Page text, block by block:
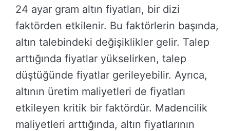
24 ayar gram altın fiyatları, bir dizi
faktörden etkilenir. Bu faktörlerin başında,
altın talebindeki değişiklikler gelir. Talep
arttığında fiyatlar yükselirken, talep
düştüğünde fiyatlar gerileyebilir. Ayrıca,
altının üretim maliyetleri de fiyatları
etkileyen kritik bir faktördür. Madencilik
maliyetleri arttığında, altın fiyatlarının